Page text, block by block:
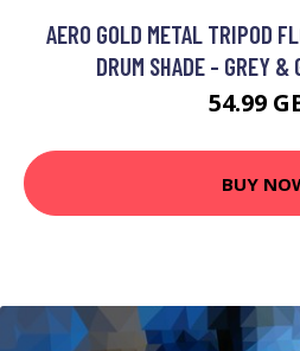
AERO GOLD METAL TRIPOD
DRUM SHADE - GREY &
54.99
BUY